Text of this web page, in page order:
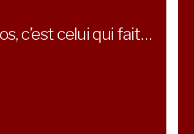
c’est celui qui fait…